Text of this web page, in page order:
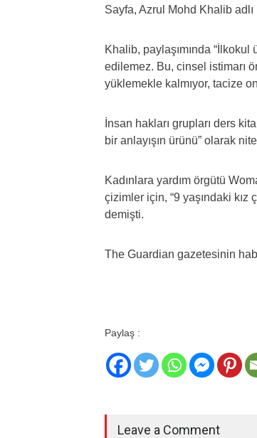
Sayfa, Azrul Mohd Khalib adlı
Khalib, paylaşımında
edilemez. Bu, cinsel istimarı
yüklemekle kalmıyor, tacize
İnsan hakları grupları ders
bir anlayışın ürünü” olarak
Kadınlara yardım örgütü
çizimler için, “9 yaşındaki kız
demişti.
The Guardian gazetesinin
Paylaş :
Leave a Comment